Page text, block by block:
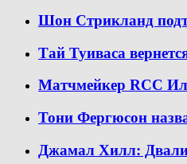
Шон Стрикланд
Тай Туиваса
Матчмейкер RCC
Тони Фергюсон
Джамал Хилл: